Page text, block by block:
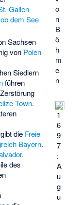
o
n
B
ö
h
m
e
n
Gallen
dem See
1
6
9
7
:
A
u
g
u
Sachsen
von Polen
Siedlern
führen
Town.
die Freie
Bayern.
,
des